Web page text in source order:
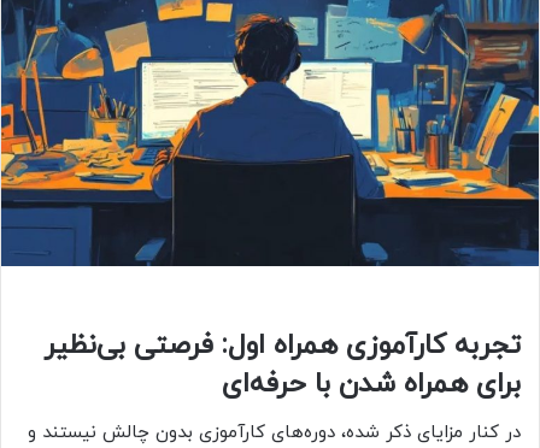
تجربه کارآموزی همراه اول: فرصتی بی‌نظیر
برای همراه شدن با حرفه‌ای
در کنار مزایای ذکر شده، دوره‌های کارآموزی بدون چالش نیستند و